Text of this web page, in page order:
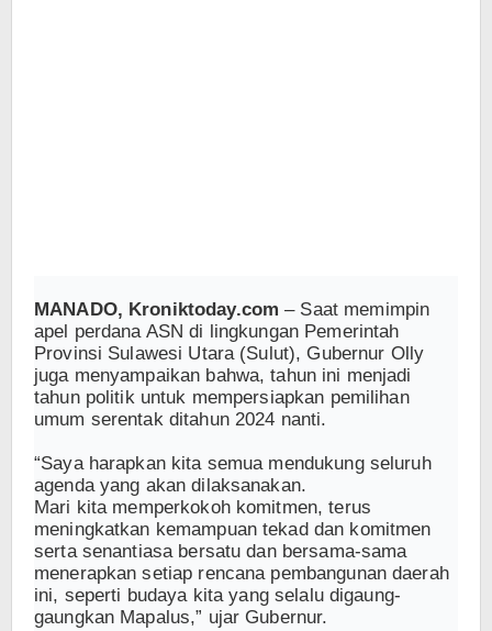
MANADO, Kroniktoday.com – Saat memimpin
apel perdana ASN di lingkungan Pemerintah
Provinsi Sulawesi Utara (Sulut), Gubernur Olly
juga menyampaikan bahwa, tahun ini menjadi
tahun politik untuk mempersiapkan pemilihan
umum serentak ditahun 2024 nanti.
“Saya harapkan kita semua mendukung seluruh
agenda yang akan dilaksanakan.
Mari kita memperkokoh komitmen, terus
meningkatkan kemampuan tekad dan komitmen
serta senantiasa bersatu dan bersama-sama
menerapkan setiap rencana pembangunan daerah
ini, seperti budaya kita yang selalu digaung-
gaungkan Mapalus,” ujar Gubernur.